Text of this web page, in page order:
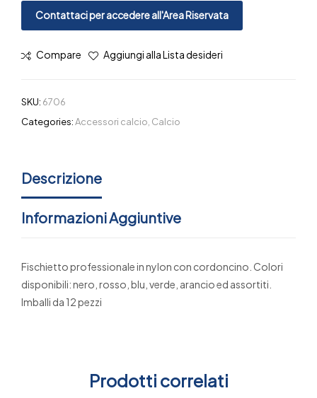
Contattaci per accedere all'Area Riservata
Compare Aggiungi alla Lista desideri
SKU: 6706
Categories:Accessori calcio Calcio
Descrizione
Informazioni Aggiuntive
Fischietto professionale in nylon con cordoncino. Colori
disponibili: nero, rosso, blu, verde, arancio ed assortiti.
Imballi da 12 pezzi
Prodotti correlati